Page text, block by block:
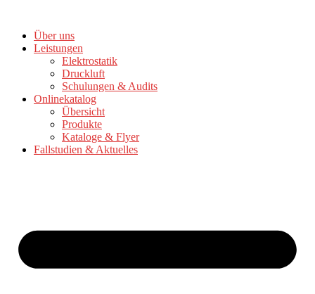
springenÜber uns
Leistungen
Elektrostatik
Druckluft
Schulungen & Audits
Onlinekatalog
Übersicht
Produkte
Kataloge & Flyer
Fallstudien & Aktuelles